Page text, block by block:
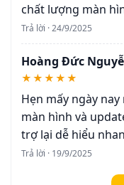
chất lượng màn
Trả lời · 24/9/2025
Hoàng Đức
★★★★★
Hẹn mấy ngày
màn hình và
trợ lại dễ hiểu
Trả lời · 19/9/2025